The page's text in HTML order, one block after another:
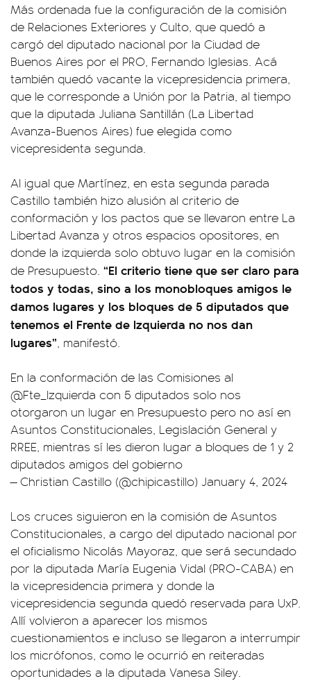
Más ordenada fue la configuración de la comisión
de Relaciones Exteriores y Culto, que quedó a
cargó del diputado nacional por la Ciudad de
Buenos Aires por el PRO, Fernando Iglesias. Acá
también quedó vacante la vicepresidencia primera,
que le corresponde a Unión por la Patria, al tiempo
que la diputada Juliana Santillán (La Libertad
Avanza-Buenos Aires) fue elegida como
vicepresidenta segunda.
Al igual que Martínez, en esta segunda parada
Castillo también hizo alusión al criterio de
conformación y los pactos que se llevaron entre La
Libertad Avanza y otros espacios opositores, en
donde la izquierda solo obtuvo lugar en la comisión
de Presupuesto. “El criterio tiene que ser claro para
todos y todas, sino a los monobloques amigos le
damos lugares y los bloques de 5 diputados que
tenemos el Frente de Izquierda no nos dan
lugares”, manifestó.
En la conformación de las Comisiones al
@Fte_Izquierda con 5 diputados solo nos
otorgaron un lugar en Presupuesto pero no así en
Asuntos Constitucionales, Legislación General y
RREE, mientras sí les dieron lugar a bloques de 1 y 2
diputados amigos del gobierno
— Christian Castillo (@chipicastillo) January 4, 2024
Los cruces siguieron en la comisión de Asuntos
Constitucionales, a cargo del diputado nacional por
el oficialismo Nicolás Mayoraz, que será secundado
por la diputada María Eugenia Vidal (PRO-CABA) en
la vicepresidencia primera y donde la
vicepresidencia segunda quedó reservada para UxP.
Allí volvieron a aparecer los mismos
cuestionamientos e incluso se llegaron a interrumpir
los micrófonos, como le ocurrió en reiteradas
oportunidades a la diputada Vanesa Siley.